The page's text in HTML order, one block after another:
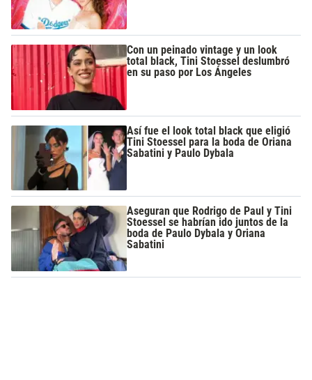
Con un peinado vintage y un look
total black, Tini Stoessel deslumbró
en su paso por Los Ángeles
Así fue el look total black que eligió
Tini Stoessel para la boda de Oriana
Sabatini y Paulo Dybala
Aseguran que Rodrigo de Paul y Tini
Stoessel se habrían ido juntos de la
boda de Paulo Dybala y Oriana
Sabatini